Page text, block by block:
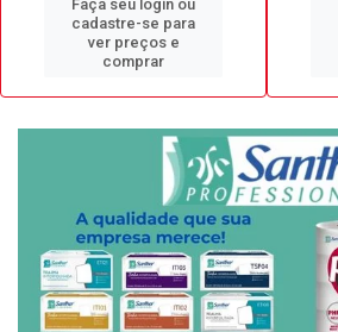
Faça seu login ou
cadastre-se para
ver preços e
comprar